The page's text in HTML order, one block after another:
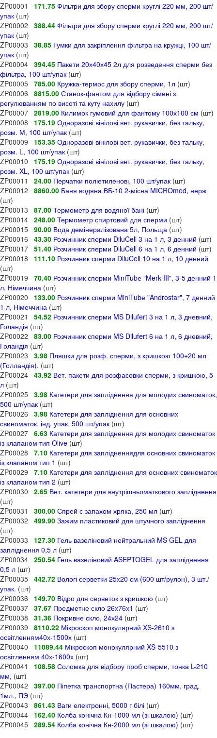
ZP00001 171.75 Фільтри для збору сперми круглі 220 мм, 200 шт/
упак (шт)
ZP00002 388.44 Фільтри для збору сперми круглі 220 мм, 200 шт/
упак (шт)
ZP00003 38.85 Гумки для закріплення фільтра на кружці, 100 шт/
упак (шт)
ZP00004 394.45 Пакети 20х40х45 2л для розведення сперми без
фільтра, 100 шт/упак (шт)
ZP00005 785.00 Кружка-термос для збору сперми, 1л (шт)
ZP00006 8815.00 Станок-фантом для відбору сімені з
регулюванням по висоті та куту нахилу (шт)
ZP00007 2819.00 Килимок гумовий для фантому 100х100 см (шт)
ZP00008 175.19 Одноразові вінілові вет. рукавички, без тальку,
розм. М, 100 шт/упак (шт)
ZP00009 153.35 Одноразові вінілові вет. рукавички, без тальку,
розм. L, 100 шт/упак (шт)
ZP00010 175.19 Одноразові вінілові вет. рукавички, без тальку,
розм. XL, 100 шт/упак (шт)
ZP00011 24.00 Перчатки поліетиленові, 100 шт/упак (шт)
ZP00012 8860.00 Баня водяна ВБ-10 2-місна MICROmed, нерж
(шт)
ZP00013 87.00 Термометр для водяної бані (шт)
ZP00014 248.00 Термометр спиртовий для сперми (шт)
ZP00015 90.00 Вода демінералізована 5л, Польща (шт)
ZP00016 43.30 Розчинник сперми DiluCell 3 на 1 л, 3 денний (шт)
ZP00017 51.40 Розчинник сперми DiluCell 6 на 1 л, 6 денний (шт)
ZP00018 111.10 Розчинник сперми DiluCell 10 на 1 л, 10 денний
(шт)
ZP00019 70.40 Розчинник сперми MiniTubе "Merk III", 3-5 денний 1
л, Німеччина (шт)
ZP00020 133.00 Розчинник сперми MiniTubе "Androstar", 7 денний
1 л, Німеччина (шт)
ZP00021 54.52 Розчинник сперми MS Dilufert 3 на 1 л, 3 дневний,
Голандія (шт)
ZP00022 83.00 Розчинник сперми MS Dilufert 6 на 1 л, 6 дневний,
Голандія (шт)
ZP00023 3.98 Пляшки для розф. сперми, з кришкою 100+20 мл
(Голландія). (шт)
ZP00024 43.92 Вет. пакети для розфасовки сперми, з кришкою, 5
л (шт)
ZP00025 3.98 Катетери для запліднення для молодих свиноматок,
500 шт/упак (шт)
ZP00026 3.98 Катетери для запліднення для основних
свиноматок, інд. упак, 500 шт/упак (шт)
ZP00027 6.63 Катетери для запліднення для молодих свиноматок
із клапаном тип Olive (шт)
ZP00028 7.10 Катетери для заплідненнядля основних свиноматок
із клапаном тип 1 (шт)
ZP00029 7.10 Катетери для запліднення для основних свиноматок
із клапаном тип 2 (шт)
ZP00030 2.65 Вет. катетери для внутрішньоматкового запліднення
(шт)
ZP00031 300.00 Спрей с запахом хряка, 250 мл (шт)
ZP00032 499.90 Зажим пластиковий для штучного запліднення
(шт)
ZP00033 127.30 Гель вазеліновий нейтральний MS GEL для
запліднення 0,5 л (шт)
ZP00034 250.54 Гель вазеліновий ASEPTOGEL для запліднення
0,5 л (шт)
ZP00035 442.72 Вологі серветки 25х20 см (600 шт/рулон), 3 шт./
упак. (шт)
ZP00036 149.70 Відро для серветок з кришкою (шт)
ZP00037 37.67 Предметне скло 26х76х1 (шт)
ZP00038 31.36 Покривне скло, 24х24 (шт)
ZP00039 8110.22 Мікроскоп монокулярний XS-2610 з
освітленням40х-1500х (шт)
ZP00040 11089.44 Мікроскоп монокулярний XS-5510 з
освітленням 40х-1600х (шт)
ZP00041 108.58 Соломка для відбору проб сперми, тонка L-210
мм, (шт)
ZP00042 397.00 Піпетка транспортна (Пастера) 160мм, град.
1мл., ПЭ (шт)
ZP00043 861.43 Ваги електронні, 5000 г білі (шт)
ZP00044 162.40 Колба конічна Кн-1000 мл (зі шкалою) (шт)
ZP00045 289.54 Колба конічна Кн-2000 мл (зі шкалою) (шт)